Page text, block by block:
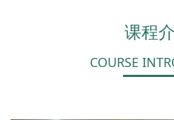
课程
COURSE